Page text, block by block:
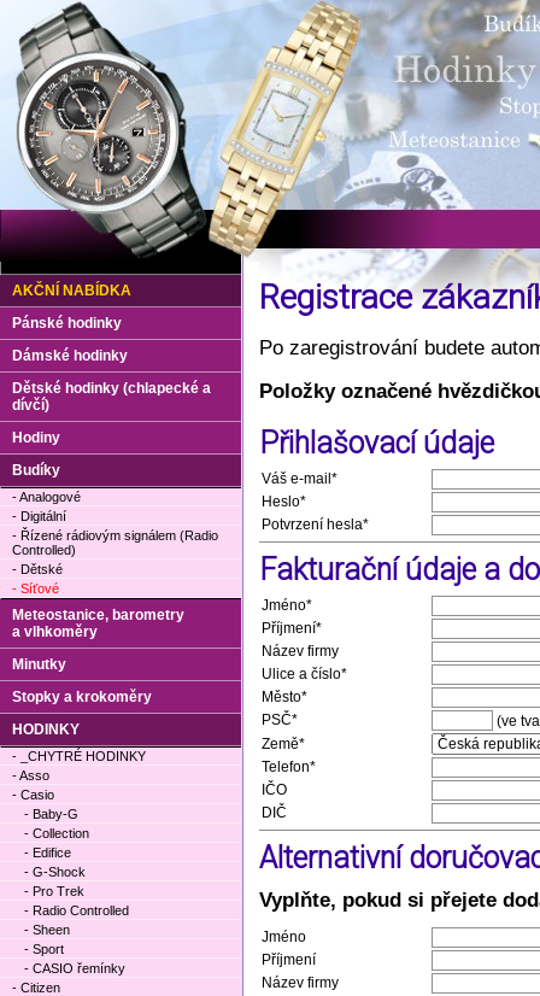
Registrace
Po zaregistrování budete
Položky označené
Přihlašovací údaje
Váš e-mail*
Heslo*
Potvrzení hesla*
Fakturační údaje a
Jméno*
Příjmení*
Název firmy
Ulice a číslo*
Město*
PSČ*
(ve
Země*
Telefon*
IČO
DIČ
Alternativní
Vyplňte, pokud si přejete
Jméno
Příjmení
Název firmy
AKČNÍ NABÍDKA
Pánské hodinky
Dámské hodinky
Dětské hodinky (chlapecké a
dívčí)
Hodiny
Budíky
- Analogové
- Digitální
- Řízené rádiovým signálem (Radio
Controlled)
- Dětské
- Síťové
Meteostanice, barometry
a vlhkoměry
Minutky
Stopky a krokoměry
HODINKY
- _CHYTRÉ HODINKY
- Asso
- Casio
- Baby-G
- Collection
- Edifice
- G-Shock
- Pro Trek
- Radio Controlled
- Sheen
- Sport
- CASIO řemínky
- Citizen